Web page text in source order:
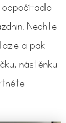
Nechte
a pak
nástěnku